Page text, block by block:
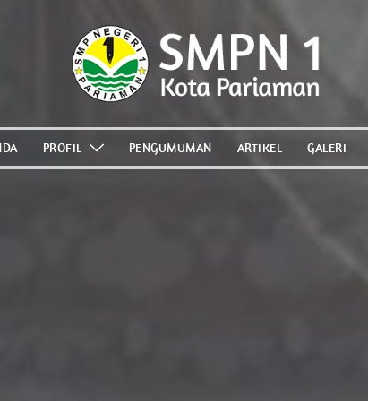
PROFIL PENGUMUMAN ARTIKEL GALERI